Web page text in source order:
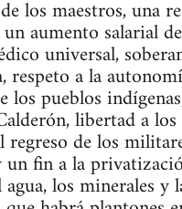
los maestros, una
aumento salarial
universal,
respeto a la
los pueblos
libertad a los
de los
un fin a la
los minerales y